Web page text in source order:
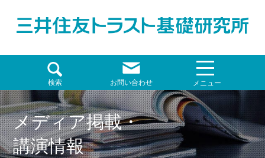
検索 お問い合わせ メニュー
メディア掲載・
講演情報